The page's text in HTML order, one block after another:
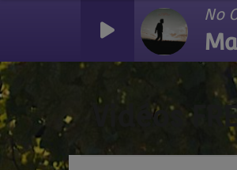
No
Vidéos